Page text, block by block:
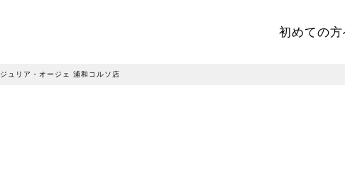
初めての方
ジュリア・オージェ 浦和コルソ店